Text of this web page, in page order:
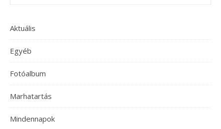
Aktuális
Egyéb
Fotóalbum
Marhatartás
Mindennapok